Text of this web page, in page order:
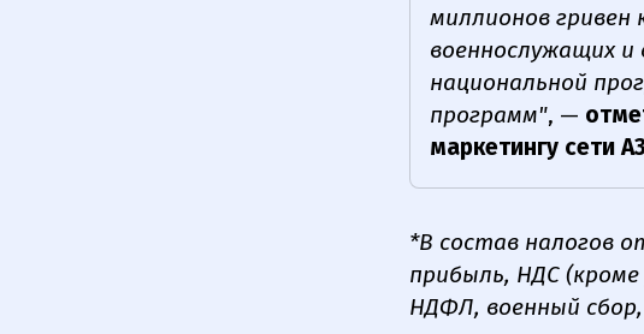
миллионов гривен
военнослужащих и
национальной
программ", —
маркетингу сети
*В состав налогов
прибыль, НДС
НДФЛ, военный